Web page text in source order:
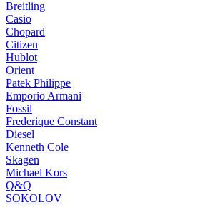
Breitling
Casio
Chopard
Citizen
Hublot
Orient
Patek Philippe
Emporio Armani
Fossil
Frederique Constant
Diesel
Kenneth Cole
Skagen
Michael Kors
Q&Q
SOKOLOV